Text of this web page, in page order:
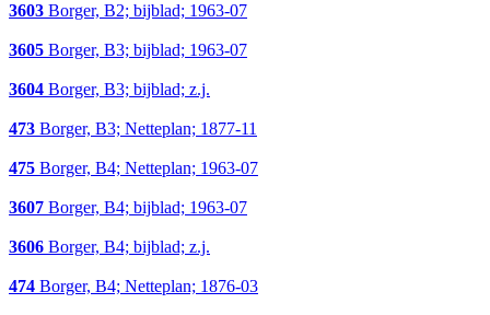
3603 Borger, B2; bijblad; 1963-07
3605 Borger, B3; bijblad; 1963-07
3604 Borger, B3; bijblad; z.j.
473 Borger, B3; Netteplan; 1877-11
475 Borger, B4; Netteplan; 1963-07
3607 Borger, B4; bijblad; 1963-07
3606 Borger, B4; bijblad; z.j.
474 Borger, B4; Netteplan; 1876-03